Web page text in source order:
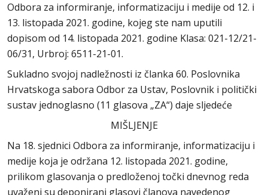
Odbora za informiranje, informatizaciju i medije od 12. i
13. listopada 2021. godine, kojeg ste nam uputili
dopisom od 14. listopada 2021. godine Klasa: 021-12/21-
06/31, Urbroj: 6511-21-01.
Sukladno svojoj nadležnosti iz članka 60. Poslovnika
Hrvatskoga sabora Odbor za Ustav, Poslovnik i politički
sustav jednoglasno (11 glasova „ZA“) daje sljedeće
MIŠLJENJE
Na 18. sjednici Odbora za informiranje, informatizaciju i
medije koja je održana 12. listopada 2021. godine,
prilikom glasovanja o predloženoj točki dnevnog reda
uvaženi su deponirani glasovi članova navedenog